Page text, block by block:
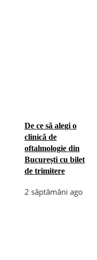
De ce să alegi o
clinică de
oftalmologie din
București cu bilet
de trimitere
2 săptămâni ago